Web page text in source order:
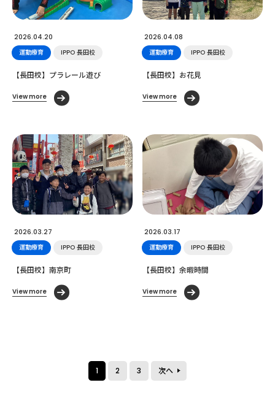
2026.04.20
運動療育 IPPO 長田校
【長田校】プラレール遊び
View more
2026.04.08
運動療育 IPPO 長田校
【長田校】お花見
View more
2026.03.27
運動療育 IPPO 長田校
【長田校】南京町
View more
2026.03.17
運動療育 IPPO 長田校
【長田校】余暇時間
View more
1 2 3 次へ